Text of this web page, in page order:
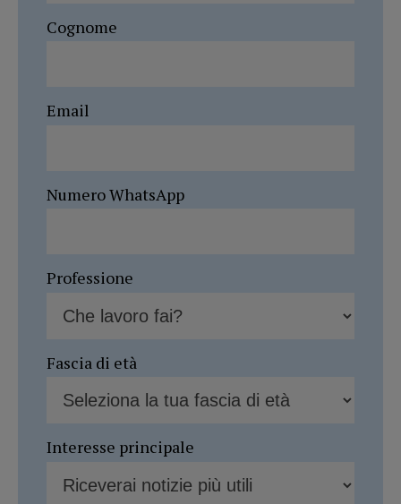
Cognome
Email
Numero WhatsApp
Professione
Fascia di età
Interesse principale